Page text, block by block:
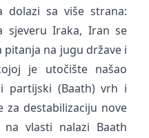
dolazi sa više strana:
sjeveru Iraka, Iran se
na jugu države i
je utočište našao
partijski (Baath) vrh i
destabilizaciju nove
vlasti nalazi Baath